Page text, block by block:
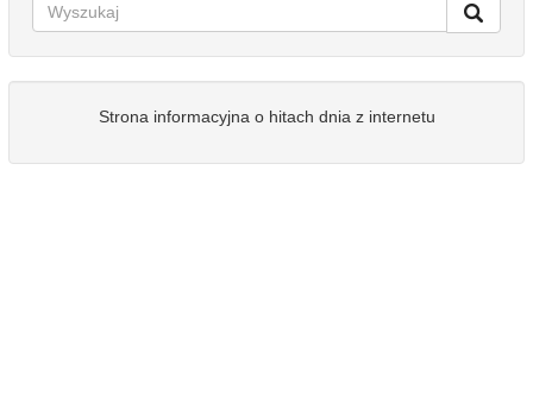
Strona informacyjna o hitach dnia z internetu